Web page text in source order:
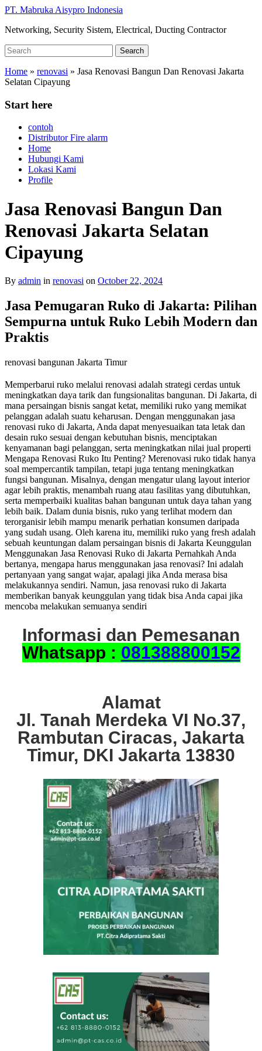
Skip
main
PT. Mabruka Aisypro Indonesia
Networking, Security Sistem, Electrical, Ducting Contractor
Search
for:
Search
Home » renovasi » Jasa Renovasi Bangun Dan Renovasi Jakarta
Selatan Cipayung
Start here
contoh
Distributor Fire alarm
Home
Hubungi Kami
Lokasi Kami
Profile
Jasa Renovasi Bangun Dan
Renovasi Jakarta Selatan
Cipayung
By admin in renovasi on October 22, 2024
Jasa Pemugaran Ruko di Jakarta: Pilihan
Sempurna untuk Ruko Lebih Modern dan
Praktis
renovasi bangunan Jakarta Timur
Memperbarui ruko melalui renovasi adalah strategi cerdas untuk
meningkatkan daya tarik dan fungsionalitas bangunan. Di Jakarta, di
mana persaingan bisnis sangat ketat, memiliki ruko yang memikat
pelanggan adalah suatu keharusan. Dengan menggunakan jasa
renovasi ruko di Jakarta, Anda dapat menyesuaikan tata letak dan
desain ruko sesuai dengan kebutuhan bisnis, menciptakan
kenyamanan bagi pelanggan, serta meningkatkan nilai jual properti
Mengapa Renovasi Ruko Itu Penting? Merenovasi ruko tidak hanya
soal mempercantik tampilan, tetapi juga tentang meningkatkan
fungsi bangunan. Misalnya, dengan mengatur ulang layout interior
agar lebih praktis, menambah ruang atau fasilitas yang dibutuhkan,
serta memperbaiki kualitas bahan bangunan untuk daya tahan yang
lebih baik. Dalam dunia bisnis, ruko yang terlihat modern dan
terorganisir lebih mampu menarik perhatian konsumen daripada
yang sudah usang. Oleh karena itu, memiliki ruko yang fresh adalah
sebuah keuntungan dalam persaingan bisnis di Jakarta Keunggulan
Menggunakan Jasa Renovasi Ruko di Jakarta Pernahkah Anda
bertanya, mengapa harus menggunakan jasa renovasi? Ini adalah
pertanyaan yang sangat wajar, apalagi jika Anda merasa bisa
melakukannya sendiri. Namun, jasa renovasi ruko di Jakarta
memberikan banyak keunggulan yang tidak bisa Anda capai jika
mencoba melakukan semuanya sendiri
Informasi dan Pemesanan
Whatsapp : 081388800152
Alamat
Jl. Tanah Merdeka VI No.37,
Rambutan Ciracas, Jakarta
Timur, DKI Jakarta 13830